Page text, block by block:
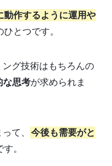
動作するように運用や
とつです。
グ技術はもちろんの
な思考が求められま
て、
今後も需要がと
す。